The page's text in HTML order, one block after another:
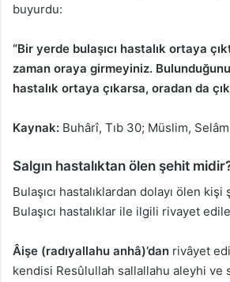
buyurdu:
“Bir yerde bulaşıcı hastalık ortaya
zaman oraya girmeyiniz.
hastalık ortaya çıkarsa, oradan da
Kaynak: Buhârî, Tıb 30; Müslim,
Salgın hastalıktan ölen şehit
Bulaşıcı hastalıklardan dolayı ölen
Bulaşıcı hastalıklar ile ilgili rivayet
Âişe (radıyallahu anhâ)’dan rivâyet
kendisi Resûlullah sallallahu aleyhi ve